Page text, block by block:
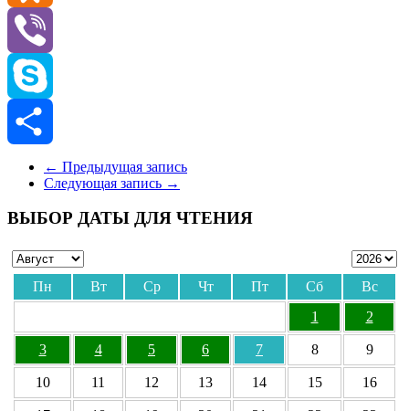
Odnoklassniki
Viber
Skype
Отправить
← Предыдущая запись
Следующая запись →
ВЫБОР ДАТЫ ДЛЯ ЧТЕНИЯ
Пн Вт Ср Чт Пт Сб
Вс
1
2
3 4 5 6 7 8 9
10 11 12 13 14 15 16